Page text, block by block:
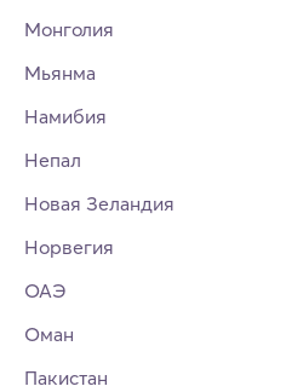
Монголия
Мьянма
Намибия
Непал
Новая Зеландия
Норвегия
ОАЭ
Оман
Пакистан